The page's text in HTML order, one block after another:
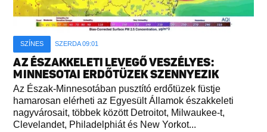
SZÍNES SZERDA 09:01
AZ ÉSZAKKELETI LEVEGŐ VESZÉLYES:
MINNESOTAI ERDŐTÜZEK SZENNYEZIK
Az Észak-Minnesotában pusztító erdőtüzek füstje
hamarosan elérheti az Egyesült Államok északkeleti
nagyvárosait, többek között Detroitot, Milwaukee-t,
Clevelandet, Philadelphiát és New Yorkot...